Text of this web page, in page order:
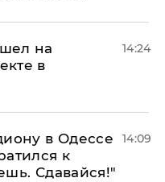
на
в
14:24
в Одессе
к
Сдавайся!"
14:09